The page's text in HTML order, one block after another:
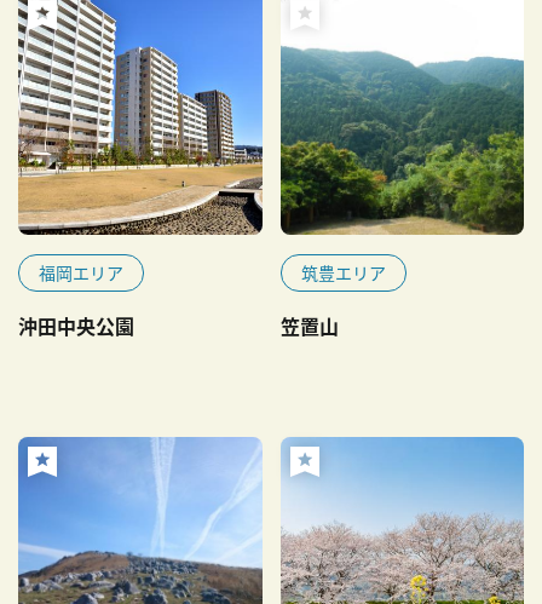
福岡エリア
沖田中央公園
筑豊エリア
笠置山